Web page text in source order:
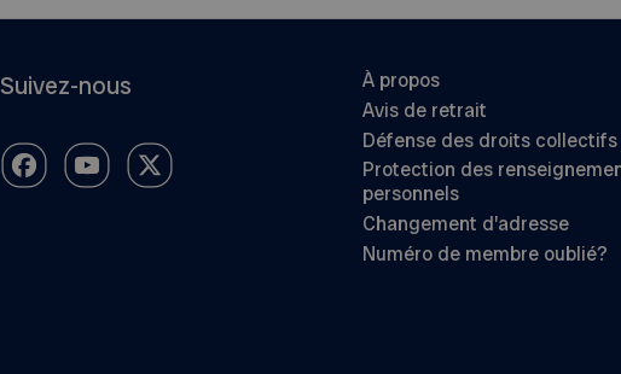
Suivez-nous
À propos
Avis de retrait
Défense des droits collectifs
Protection des
personnels
Changement d’adresse
Numéro de membre oublié?